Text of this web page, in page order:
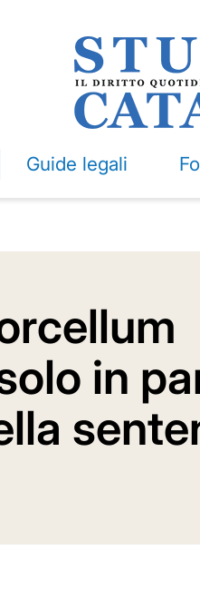
Guide legali
in